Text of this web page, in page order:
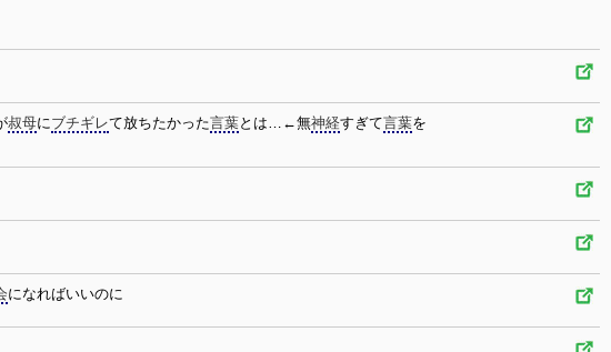
叔母にブチギレて放ちたかった言葉とは…←無神経すぎて言葉を
になればいいのに